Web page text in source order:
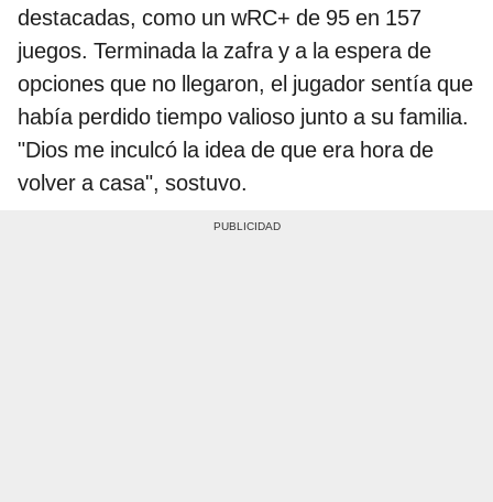
destacadas, como un wRC+ de 95 en 157
juegos. Terminada la zafra y a la espera de
opciones que no llegaron, el jugador sentía que
había perdido tiempo valioso junto a su familia.
"Dios me inculcó la idea de que era hora de
volver a casa", sostuvo.